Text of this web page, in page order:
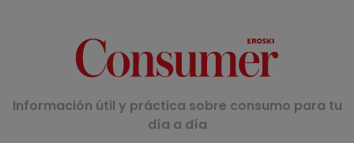
Información útil y práctica sobre consumo para tu
día a día